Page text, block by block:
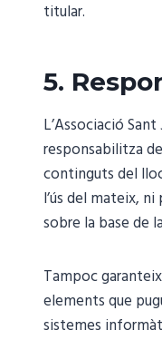
titular.
5.
L’Associació
responsabilitza
continguts del
l’ús del mateix,
sobre la base de
Tampoc
elements que
sistemes